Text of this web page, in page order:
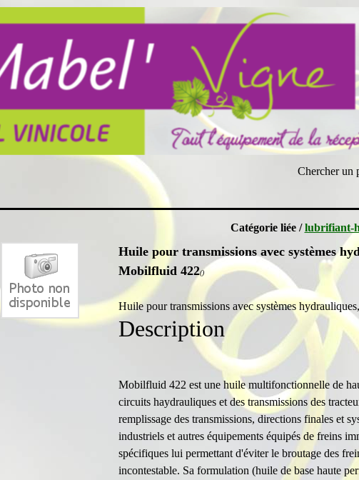
Chercher un
Catégorie liée /lubrifiant-
Huile pour transmissions avec systèmes
Mobilfluid 422()
Huile pour transmissions avec systèmes
Description
Mobilfluid 422 est une huile multifonctionnelle de
circuits haydrauliques et des transmissions des
remplissage des transmissions, directions finales et
industriels et autres équipements équipés de freins
spécifiques lui permettant d'éviter le broutage des
incontestable. Sa formulation (huile de base haute